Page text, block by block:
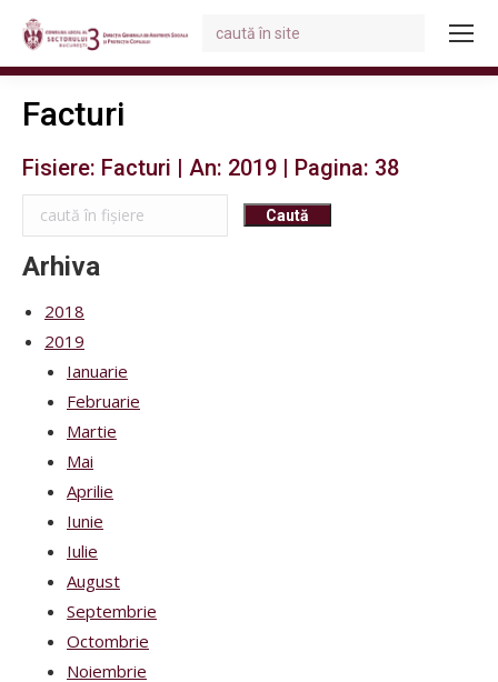
Search:
Facturi
Fisiere: Facturi | An: 2019 | Pagina: 38
Arhiva
2018
2019
Ianuarie
Februarie
Martie
Mai
Aprilie
Iunie
Iulie
August
Septembrie
Octombrie
Noiembrie